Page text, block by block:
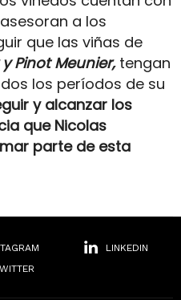
a los
que las viñas de
Pinot Meunier,tengan
los períodos de su
y alcanzar los
que Nicolas
parte de esta
LINKEDIN